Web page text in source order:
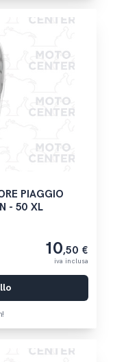
PIAGGIO
- 50 XL
10,50 €
iva inclusa